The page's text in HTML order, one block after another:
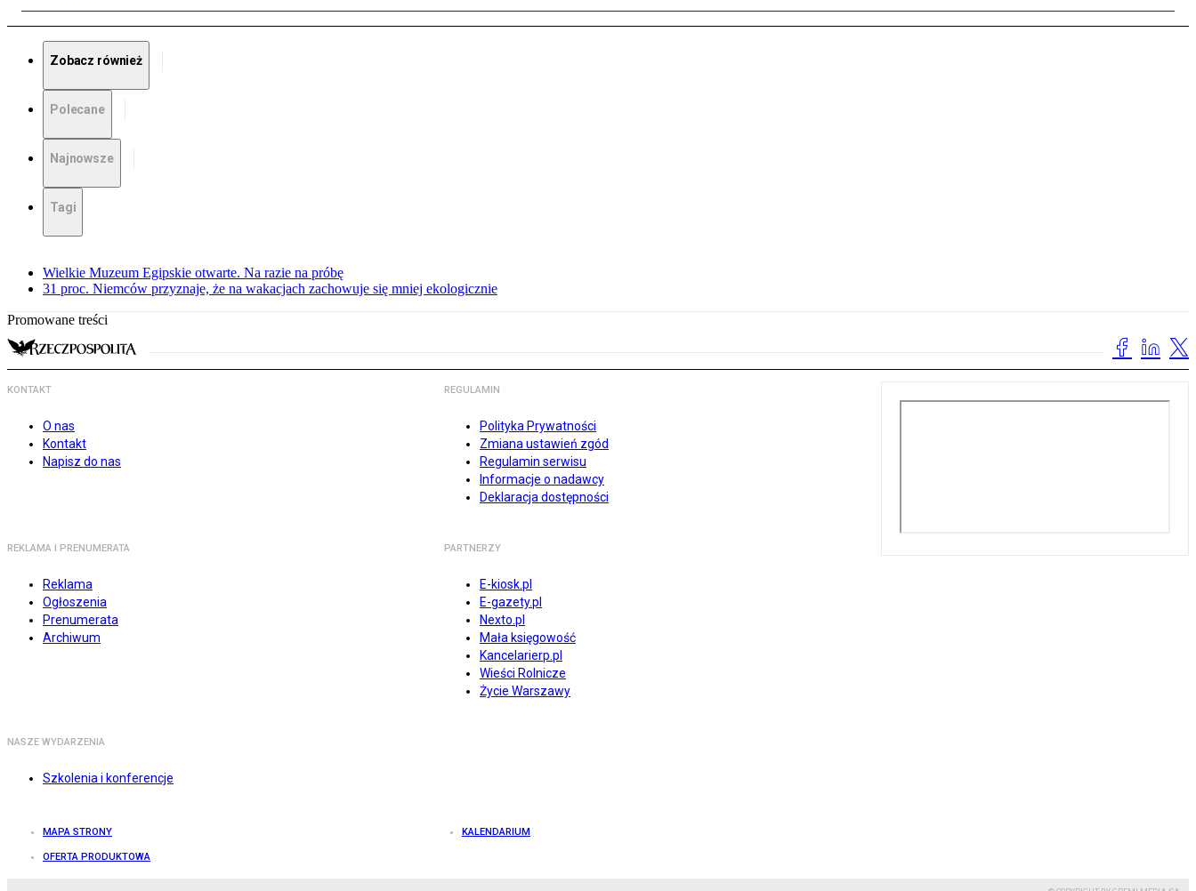
Zobacz również
Polecane
Najnowsze
Tagi
Wielkie Muzeum Egipskie otwarte. Na razie na próbę
31 proc. Niemców przyznaje, że na wakacjach zachowuje się mniej ekologicznie
Promowane treści
KONTAKT
O nas
Kontakt
Napisz do nas
REGULAMIN
Polityka Prywatności
Zmiana ustawień zgód
Regulamin serwisu
Informacje o nadawcy
Deklaracja dostępności
REKLAMA I PRENUMERATA
Reklama
Ogłoszenia
Prenumerata
Archiwum
PARTNERZY
E-kiosk.pl
E-gazety.pl
Nexto.pl
Mała księgowość
Kancelarierp.pl
Wieści Rolnicze
Życie Warszawy
NASZE WYDARZENIA
Szkolenia i konferencje
MAPA STRONY KALENDARIUM
OFERTA PRODUKTOWA